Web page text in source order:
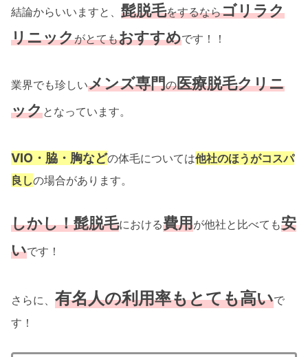
結論からいいますと、 髭脱毛をするならゴリラク
リニックがとてもおすすめです！！
業界でも珍しいメンズ専門の医療脱毛クリニ
ックとなっています。
VIO ・脇・胸などの体毛については他社のほうがコスパ
良しの場合があります。
しかし！髭脱毛における費用が他社と比べても安
いです！
さらに、 有名人の利用率もとても高いで
す！